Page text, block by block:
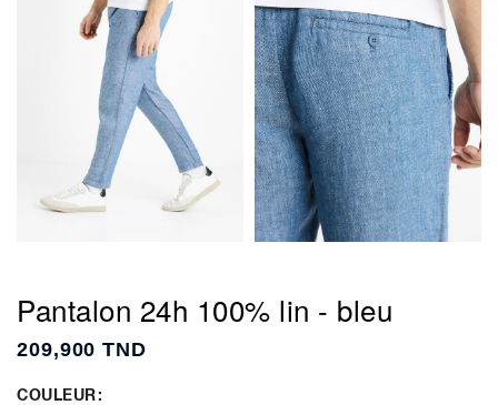
Pantalon 24h 100% lin - bleu
209,900 TND
COULEUR